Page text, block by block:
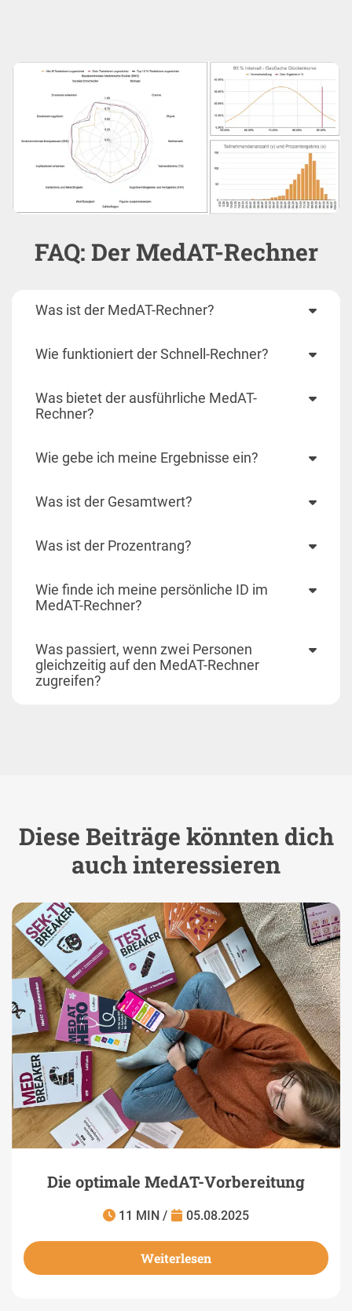
FAQ: Der MedAT-Rechner
Was ist der MedAT-Rechner?
Wie funktioniert der Schnell-Rechner?
Was bietet der ausführliche MedAT-
Rechner?
Wie gebe ich meine Ergebnisse ein?
Was ist der Gesamtwert?
Was ist der Prozentrang?
Wie finde ich meine persönliche ID im
MedAT-Rechner?
Was passiert, wenn zwei Personen
gleichzeitig auf den MedAT-Rechner
zugreifen?
Diese Beiträge könnten dich
auch interessieren
Die optimale MedAT-Vorbereitung
11 MIN / 05.08.2025
Weiterlesen